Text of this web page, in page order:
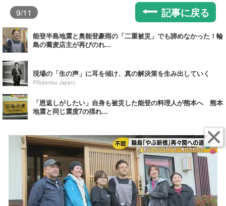
9/11 記事に戻る
能登半島地震と奥能登豪雨の「二重被災」でも諦めなかった！輪
島の蕎麦店主が再びのれ...
現場の「生の声」に耳を傾け、真の解決策を生み出していく
PR(dentsu Japan)
「恩返しがしたい」自身も被災した能登の料理人が熊本へ 熊本
地震と同じ震度7の揺れ...